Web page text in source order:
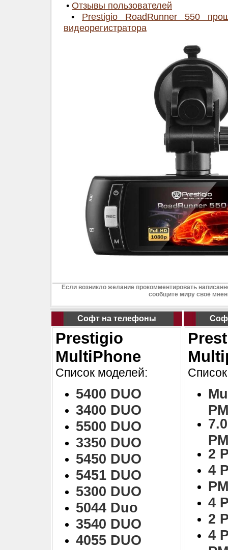
• Отзывы пользователей
• Prestigio RoadRunner 550
видеорегистратора
Если возникло желание прокомментировать
сообщите миру своё
Софт на телефоны
Prestigio
MultiPhone
Список моделей:
5400 DUO
3400 DUO
5500 DUO
3350 DUO
5450 DUO
5451 DUO
5300 DUO
5044 Duo
3540 DUO
4055 DUO
2
4
4
2
4